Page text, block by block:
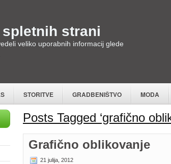
strani
veliko uporabnih informacij glede
STORITVE GRADBENIŠTVO MODA
Posts Tagged ‘grafično
Grafično oblikovanje
21 julija, 2012